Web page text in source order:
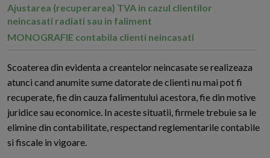
Ajustarea (recuperarea) TVA in cazul clientilor
neincasati radiati sau in faliment
MONOGRAFIE contabila clienti neincasati
Scoaterea din evidenta a creantelor neincasate se realizeaza
atunci cand anumite sume datorate de clienti nu mai pot fi
recuperate, fie din cauza falimentului acestora, fie din motive
juridice sau economice. In aceste situatii, firmele trebuie sa le
elimine din contabilitate, respectand reglementarile contabile
si fiscale in vigoare.